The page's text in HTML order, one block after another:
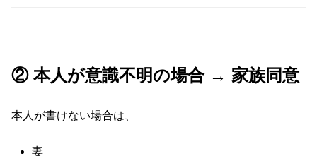
② 本人が意識不明の場合 → 家族同意
本人が書けない場合は、
妻